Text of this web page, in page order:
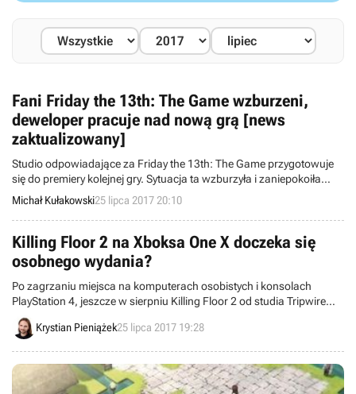
Fani Friday the 13th: The Game wzburzeni,
deweloper pracuje nad nową grą [news
zaktualizowany]
Studio odpowiadające za Friday the 13th: The Game przygotowuje
się do premiery kolejnej gry. Sytuacja ta wzburzyła i zaniepokoiła
fanów poprzedniego dzieła dewelopera, które cały czas wymaga
ogromnych nakładów pracy, a do tego nie posiada jeszcze obiecanej
kampanii dla pojedynczego gracza.
Michał Kułakowski25 lipca 2017 20:10
Killing Floor 2 na Xboksa One X doczeka się
osobnego wydania?
Po zagrzaniu miejsca na komputerach osobistych i konsolach
PlayStation 4, jeszcze w sierpniu Killing Floor 2 od studia Tripwire
Interactive trafi na sprzęt Microsoftu. Co ciekawe, edycja
przeznaczona na Xboksa One X najwyraźniej doczeka się osobnego
Krystian Pieniążek25 lipca 2017 19:28